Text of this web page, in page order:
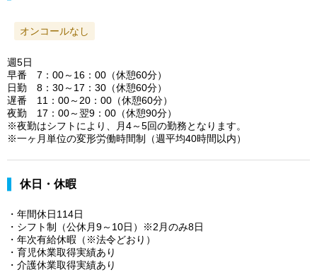
オンコールなし
週5日
早番 7：00～16：00（休憩60分）
日勤 8：30～17：30（休憩60分）
遅番 11：00～20：00（休憩60分）
夜勤 17：00～翌9：00（休憩90分）
※夜勤はシフトにより、月4～5回の勤務となります。
※一ヶ月単位の変形労働時間制（週平均40時間以内）
休日・休暇
・年間休日114日
・シフト制（公休月9～10日）※2月のみ8日
・年次有給休暇（※法令どおり）
・育児休業取得実績あり
・介護休業取得実績あり